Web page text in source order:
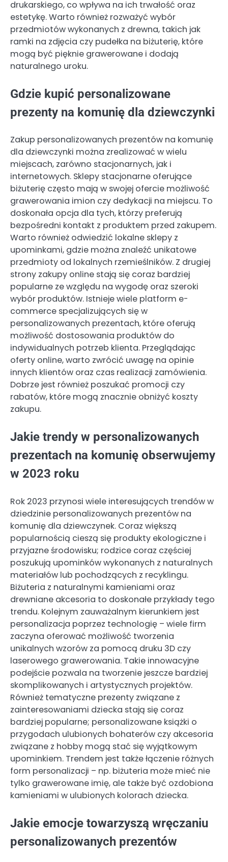
drukarskiego, co wpływa na ich trwałość oraz
estetykę. Warto również rozważyć wybór
przedmiotów wykonanych z drewna, takich jak
ramki na zdjęcia czy pudełka na biżuterię, które
mogą być pięknie grawerowane i dodają
naturalnego uroku.
Gdzie kupić personalizowane
prezenty na komunię dla dziewczynki
Zakup personalizowanych prezentów na komunię
dla dziewczynki można zrealizować w wielu
miejscach, zarówno stacjonarnych, jak i
internetowych. Sklepy stacjonarne oferujące
biżuterię często mają w swojej ofercie możliwość
grawerowania imion czy dedykacji na miejscu. To
doskonała opcja dla tych, którzy preferują
bezpośredni kontakt z produktem przed zakupem.
Warto również odwiedzić lokalne sklepy z
upominkami, gdzie można znaleźć unikatowe
przedmioty od lokalnych rzemieślników. Z drugiej
strony zakupy online stają się coraz bardziej
popularne ze względu na wygodę oraz szeroki
wybór produktów. Istnieje wiele platform e-
commerce specjalizujących się w
personalizowanych prezentach, które oferują
możliwość dostosowania produktów do
indywidualnych potrzeb klienta. Przeglądając
oferty online, warto zwrócić uwagę na opinie
innych klientów oraz czas realizacji zamówienia.
Dobrze jest również poszukać promocji czy
rabatów, które mogą znacznie obniżyć koszty
zakupu.
Jakie trendy w personalizowanych
prezentach na komunię obserwujemy
w 2023 roku
Rok 2023 przynosi wiele interesujących trendów w
dziedzinie personalizowanych prezentów na
komunię dla dziewczynek. Coraz większą
popularnością cieszą się produkty ekologiczne i
przyjazne środowisku; rodzice coraz częściej
poszukują upominków wykonanych z naturalnych
materiałów lub pochodzących z recyklingu.
Biżuteria z naturalnymi kamieniami oraz
drewniane akcesoria to doskonałe przykłady tego
trendu. Kolejnym zauważalnym kierunkiem jest
personalizacja poprzez technologię – wiele firm
zaczyna oferować możliwość tworzenia
unikalnych wzorów za pomocą druku 3D czy
laserowego grawerowania. Takie innowacyjne
podejście pozwala na tworzenie jeszcze bardziej
skomplikowanych i artystycznych projektów.
Również tematyczne prezenty związane z
zainteresowaniami dziecka stają się coraz
bardziej popularne; personalizowane książki o
przygodach ulubionych bohaterów czy akcesoria
związane z hobby mogą stać się wyjątkowym
upominkiem. Trendem jest także łączenie różnych
form personalizacji – np. biżuteria może mieć nie
tylko grawerowane imię, ale także być ozdobiona
kamieniami w ulubionych kolorach dziecka.
Jakie emocje towarzyszą wręczaniu
personalizowanych prezentów